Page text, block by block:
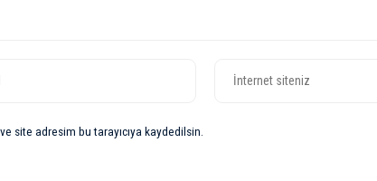
site adresim bu tarayıcıya kaydedilsin.